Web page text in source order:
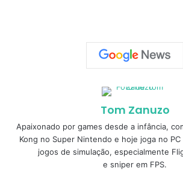
Tom Zanuzo
Apaixonado por games desde a infância,
Kong no Super Nintendo e hoje joga no PC
jogos de simulação, especialmente
e sniper em FPS.